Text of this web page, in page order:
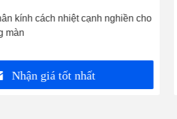
kính cách nhiệt cạnh nghiền cho
màn
Nhận giá tốt nhất